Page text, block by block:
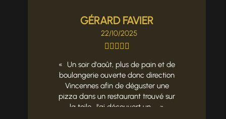
GÉRARD FAVIER
22/10/2025
Un soir d'août, plus de pain et de
boulangerie ouverte donc direction
Vincennes afin de déguster une
pizza dans un restaurant trouvé sur
la toile. J'ai découvert un ...